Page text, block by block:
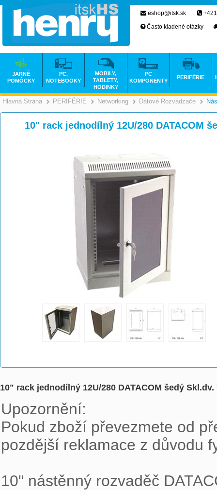
Hlavná Strana >
PERIFÉRIE >
Networking >
Dátové Rozvádzače
10" rack jednodílný 12U/280 DATACOM
10" rack jednodílný 12U/280 DATACOM šedý Skl.dv.
Upozornění:
Pokud zboží převezmete od
pozdější reklamace z důvodu
10" nástěnný rozvaděč
eshop@itsk.sk
Často kladené otázky
JARNÉ
POMÔCKY
PC,
NOTEBOOKY
MOBILY,
TABLETY,
HODINKY
PC
KOMPONENTY
PERIFÉRIE